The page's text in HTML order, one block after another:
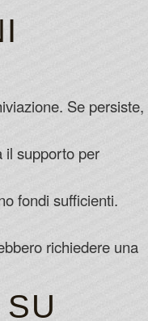
Se persiste,
il supporto per
fondi sufficienti.
richiedere una